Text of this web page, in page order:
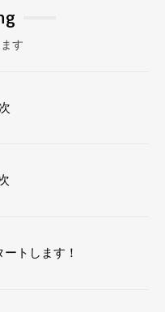
す
トします！